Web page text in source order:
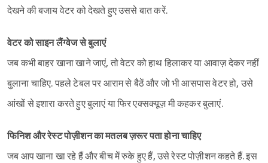
देखने की बजाय वेटर को देखते हुए उससे बात करें.
वेटर को साइन लैंग्वेज से बुलाएं
जब कभी बाहर खाना खाने जाएं, तो वेटर को हाथ हिलाकर या आवाज़ देकर नहीं
बुलाना चाहिए. पहले टेबल पर आराम से बैठें और जो भी आसपास वेटर हो, उसे
आंखों से इशारा करते हुए बुलाएं या फिर एक्सक्यूज़ मी कहकर बुलाएं.
फिनिश और रेस्ट पोज़ीशन का मतलब ज़रूर पता होना चाहिए
जब आप खाना खा रहे हैं और बीच में रुके हुए हैं, उसे रेस्ट पोज़ीशन कहते हैं. इस